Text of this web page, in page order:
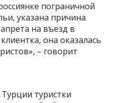
пограничной
указана причина
на въезд в
она оказалась
– говорит